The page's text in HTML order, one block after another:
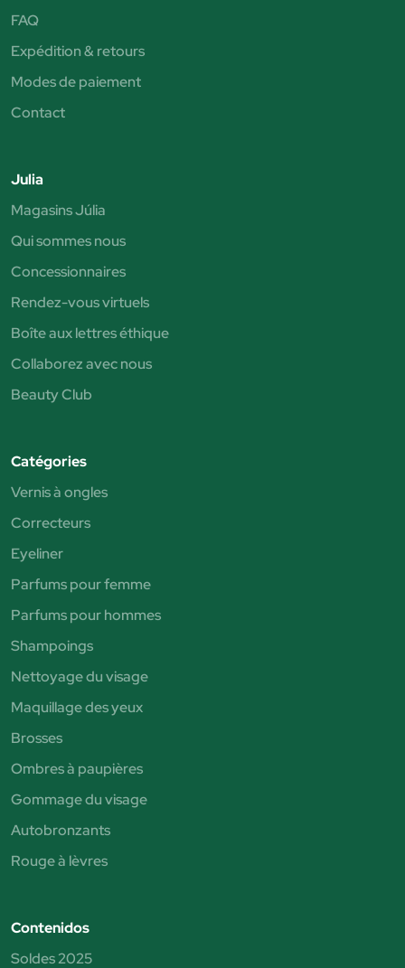
FAQ
Expédition & retours
Modes de paiement
Contact
Julia
Magasins Júlia
Qui sommes nous
Concessionnaires
Rendez-vous virtuels
Boîte aux lettres éthique
Collaborez avec nous
Beauty Club
Catégories
Vernis à ongles
Correcteurs
Eyeliner
Parfums pour femme
Parfums pour hommes
Shampoings
Nettoyage du visage
Maquillage des yeux
Brosses
Ombres à paupières
Gommage du visage
Autobronzants
Rouge à lèvres
Contenidos
Soldes 2025